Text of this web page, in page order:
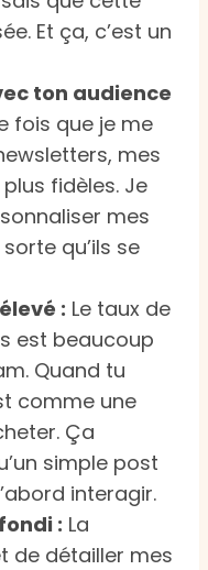
Et ça, c’est un
ton audience
fois que je me
mes
fidèles. Je
mes
qu’ils se
: Le taux de
est beaucoup
Quand tu
comme une
Ça
simple post
interagir.
: La
de détailler mes